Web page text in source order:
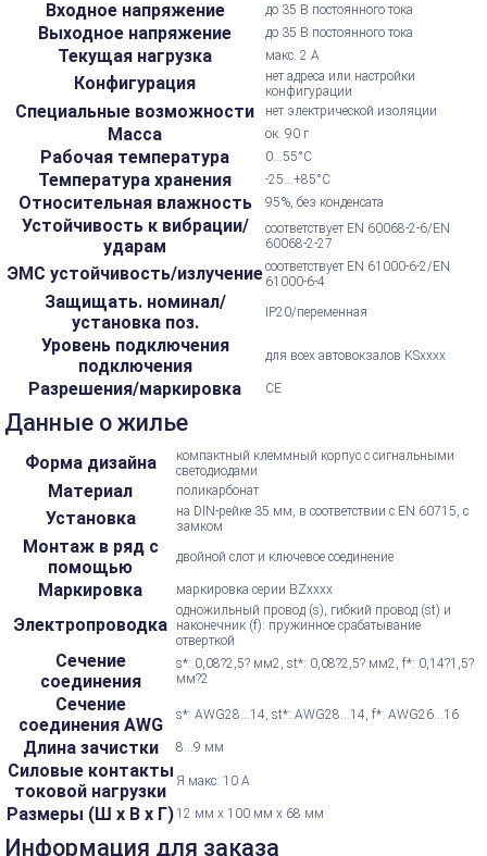
Входное напряжение до 35 В постоянного тока
Выходное напряжение до 35 В постоянного тока
Текущая нагрузка макс. 2 А
Конфигурация
нет адреса или настройки
конфигурации
Специальные возможности нет электрической изоляции
Масса ок. 90 г
Рабочая температура 0...55°С
Температура хранения -25...+85°С
Относительная влажность 95%, без конденсата
Устойчивость к вибрации/
ударам
соответствует EN 60068-2-6/EN
60068-2-27
ЭМС устойчивость/излучениесоответствует EN 61000-6-2/EN
61000-6-4
Защищать. номинал/
установка поз.
IP20/переменная
Уровень подключения
подключения
для всех автовокзалов KSxxxx
Разрешения/маркировка CE
Данные о жилье
Форма дизайна
компактный клеммный корпус с сигнальными
светодиодами
Материал поликарбонат
Установка
на DIN-рейке 35 мм, в соответствии с EN 60715, с
замком
Монтаж в ряд с
помощью
двойной слот и ключевое соединение
Маркировка маркировка серии BZxxxx
Электропроводка
одножильный провод (s), гибкий провод (st) и
наконечник (f): пружинное срабатывание
отверткой
Сечение
соединения
s*: 0,08?2,5? мм2, st*: 0,08?2,5? мм2, f*: 0,14?1,5?
мм?2
Сечение
соединения AWG
s*: AWG28...14, st*: AWG28...14, f*: AWG26...16
Длина зачистки 8...9 мм
Силовые контакты
токовой нагрузки
Я макс: 10 А
Размеры (Ш х В х Г)12 мм x 100 мм x 68 мм
Информация для заказа